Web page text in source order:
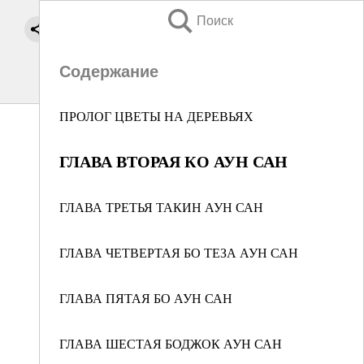
Поиск
Содержание
ПРОЛОГ ЦВЕТЫ НА ДЕРЕВЬЯХ
ГЛАВА ВТОРАЯ КО АУН САН
ГЛАВА ТРЕТЬЯ ТАКИН АУН САН
ГЛАВА ЧЕТВЕРТАЯ БО ТЕЗА АУН САН
ГЛАВА ПЯТАЯ БО АУН САН
ГЛАВА ШЕСТАЯ БОДЖОК АУН САН